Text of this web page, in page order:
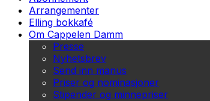
Arrangementer
Elling bokkafé
Om Cappelen Damm
Presse
Nyhetsbrev
Send inn manus
Priser og nominasjoner
Stipender og minnepriser